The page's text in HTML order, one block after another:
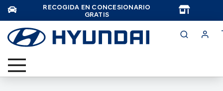
RECOGIDA EN CONCESIONARIO
GRATIS